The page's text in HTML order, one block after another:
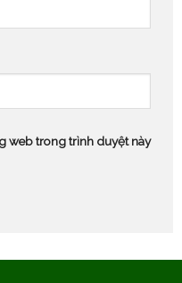
web trong trình duyệt này